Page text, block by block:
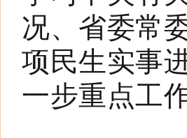
况、省委常
项民生实事
一步重点工作